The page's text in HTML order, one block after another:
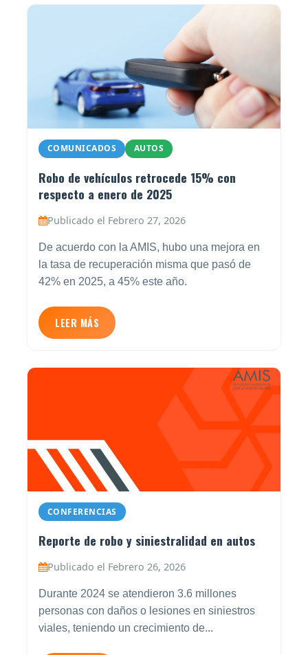
COMUNICADOS AUTOS
Robo de vehículos retrocede 15% con
respecto a enero de 2025
Publicado el Febrero 27, 2026
De acuerdo con la AMIS, hubo una mejora en
la tasa de recuperación misma que pasó de
42% en 2025, a 45% este año.
LEER MÁS
CONFERENCIAS
Reporte de robo y siniestralidad en autos
Publicado el Febrero 26, 2026
Durante 2024 se atendieron 3.6 millones
personas con daños o lesiones en siniestros
viales, teniendo un crecimiento de...